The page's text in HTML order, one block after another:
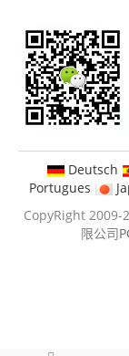
Deutsch
Portugues
CopyRight 2009-
限公司